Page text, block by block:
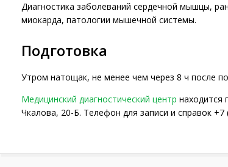
Диагностика заболеваний сердечной мышцы,
миокарда, патологии мышечной системы.
Подготовка
Утром натощак, не менее чем через 8 ч после
Медицинский диагностический центр находится
Чкалова, 20-Б. Телефон для записи и справок +7